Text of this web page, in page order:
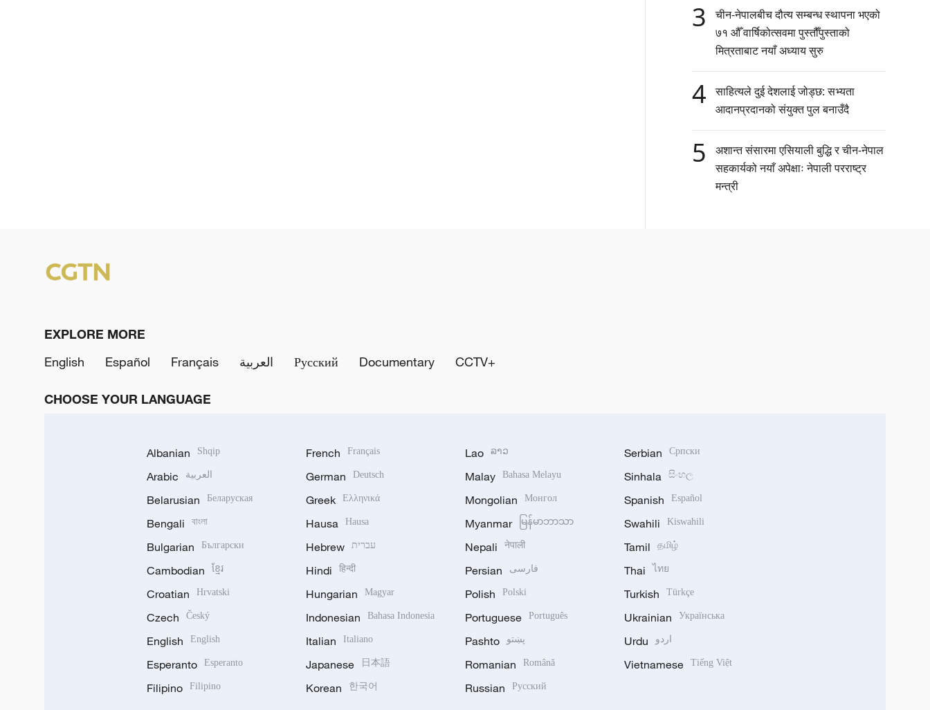
3
चीन-नेपालबीच दौत्य सम्बन्ध स्थापना भएको
७१ औँ वार्षिकोत्सवमा पुस्तौँपुस्ताको
मित्रताबाट नयाँ अध्याय सुरु
4
साहित्यले दुई देशलाई जोड्छ: सभ्यता
आदानप्रदानको संयुक्त पुल बनाउँदै
5
अशान्त संसारमा एसियाली बुद्धि र चीन-नेपाल
सहकार्यको नयाँ अपेक्षाः नेपाली परराष्ट्र
मन्त्री
EXPLORE MORE
English
Español Français العربية Русский Documentary CCTV+
CHOOSE YOUR LANGUAGE
Albanian Shqip
Arabic العربية
Belarusian Беларуская
Bengali বাংলা
Bulgarian Български
Cambodian ខ្មែរ
Croatian Hrvatski
Czech Český
English English
Esperanto Esperanto
Filipino Filipino
French Français
German Deutsch
Greek Ελληνικά
Hausa Hausa
Hebrew עברית
Hindi हिन्दी
Hungarian Magyar
Indonesian Bahasa Indonesia
Italian Italiano
Japanese 日本語
Korean 한국어
Lao ລາວ
Malay Bahasa Melayu
Mongolian Монгол
Myanmar မြန်မာဘာသာ
Nepali नेपाली
Persian فارسی
Polish Polski
Portuguese Português
Pashto پښتو
Romanian Română
Russian Русский
Serbian Српски
Sinhala සිංහල
Spanish Español
Swahili Kiswahili
Tamil தமிழ்
Thai ไทย
Turkish Türkçe
Ukrainian Українська
Urdu اردو
Vietnamese Tiếng Việt